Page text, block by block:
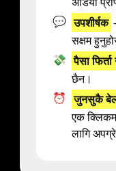
💬 उपशीर्षक
सक्षम
💸 पैसा फिर्ता
छैन।
⏰ जुनसुकै बेला
एक
लागि